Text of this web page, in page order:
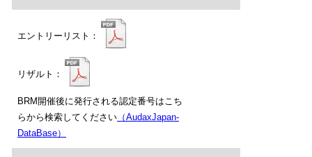
エントリーリスト：
リザルト：
BRM開催後に発行される認定番号はこち
らから検索してください （AudaxJapan-
DataBase）